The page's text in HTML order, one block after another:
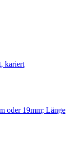
kariert
oder 19mm; Länge